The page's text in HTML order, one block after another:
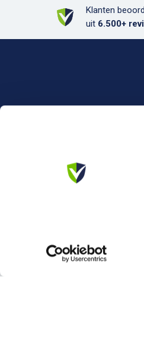
Klanten
uit 6.500+
Rookmelders